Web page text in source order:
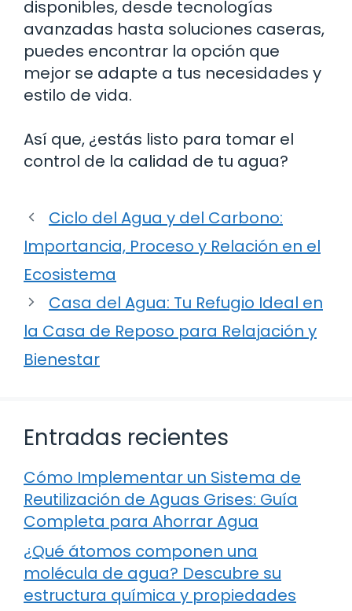
disponibles, desde tecnologías
avanzadas hasta soluciones caseras,
puedes encontrar la opción que
mejor se adapte a tus necesidades y
estilo de vida.
Así que, ¿estás listo para tomar el
control de la calidad de tu agua?
Ciclo del Agua y del Carbono:
Importancia, Proceso y Relación en el
Ecosistema
Casa del Agua: Tu Refugio Ideal en
la Casa de Reposo para Relajación y
Bienestar
Entradas recientes
Cómo Implementar un Sistema de
Reutilización de Aguas Grises: Guía
Completa para Ahorrar Agua
¿Qué átomos componen una
molécula de agua? Descubre su
estructura química y propiedades